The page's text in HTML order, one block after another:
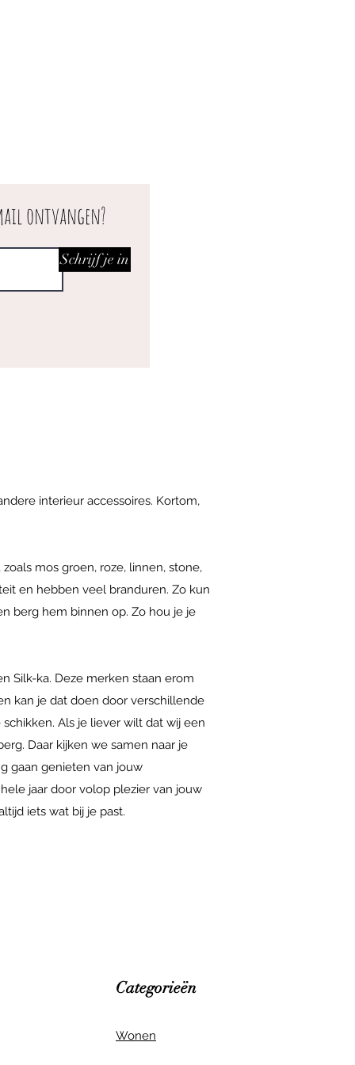
ontvangen?
Schrijf je in
interieur accessoires. Kortom,
mos groen, roze, linnen, stone,
en hebben veel branduren. Zo kun
berg hem binnen op. Zo hou je je
Silk-ka. Deze merken staan erom
kan je dat doen door verschillende
Als je liever wilt dat wij een
Daar kijken we samen naar je
gaan genieten van jouw
jaar door volop plezier van jouw
iets wat bij je past.
Categorieën
Wonen